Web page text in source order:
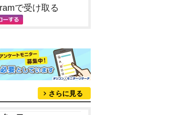
で受け取る
さらに見る